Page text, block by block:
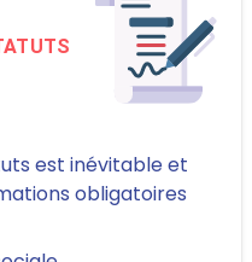
est inévitable et
obligatoires